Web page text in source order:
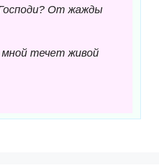
От жажды
течет живой